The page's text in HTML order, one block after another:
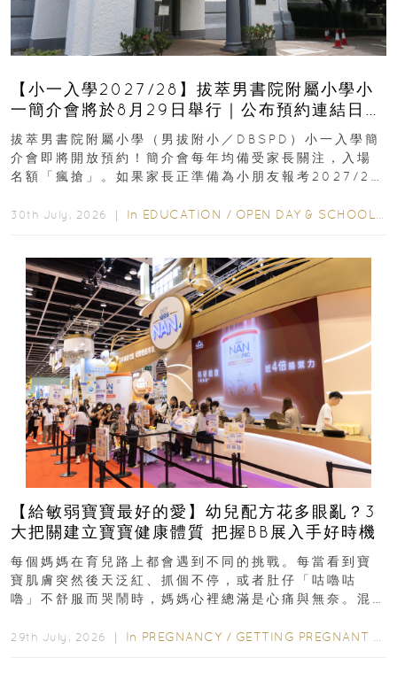
【小一入學2027/28】拔萃男書院附屬小學小
一簡介會將於8月29日舉行｜公布預約連結日期
｜更設有網上重溫
拔萃男書院附屬小學（男拔附小／DBSPD）小一入學簡
介會即將開放預約！簡介會每年均備受家長關注，入場
名額「瘋搶」。如果家長正準備為小朋友報考2027/28
30th July, 2026 ｜ In EDUCATION / OPEN DAY & SCHOOL EVENTS
【給敏弱寶寶最好的愛】幼兒配方花多眼亂？3
大把關建立寶寶健康體質 把握BB展入手好時機
每個媽媽在育兒路上都會遇到不同的挑戰。每當看到寶
寶肌膚突然後天泛紅、抓個不停，或者肚仔「咕嚕咕
嚕」不舒服而哭鬧時，媽媽心裡總滿是心痛與無奈。混
29th July, 2026 ｜ In PREGNANCY / GETTING PREGNANT